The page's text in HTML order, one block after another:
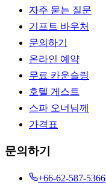
자주 묻는 질문
기프트 바우처
문의하기
온라인 예약
무료 카운슬링
호텔 게스트
스파 오너님께
가격표
문의하기
+66-62-587-5366